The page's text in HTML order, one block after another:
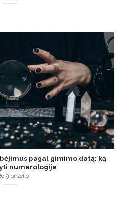
pagal gimimo datą: ką
numerologija
9 birželio